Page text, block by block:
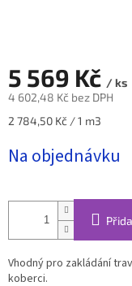
5 569 Kč / ks
4 602,48 Kč bez DPH
Měrná
2 784,50 Kč / 1 m3
Na objednávku
Vhodný pro zakládání
koberci.